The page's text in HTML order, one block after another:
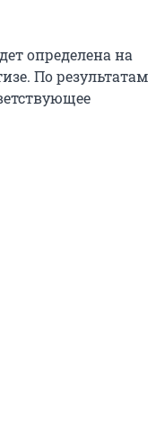
определена на
По результатам